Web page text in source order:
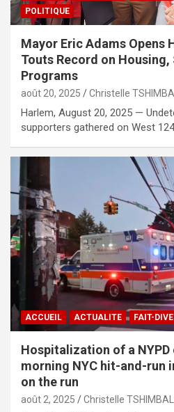
POLITIQUE
Mayor Eric Adams Opens
Touts Record on Housing,
Programs
août 20, 2025 Christelle
Harlem, August 20, 2025 —
supporters gathered on West
ACCUEIL ACTUALITE FAIT-
Hospitalization of a
morning NYC hit-and-run
on the run
août 2, 2025 Christelle